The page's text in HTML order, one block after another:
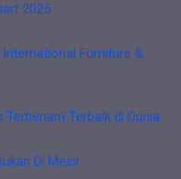
2025
Furniture &
Terbaik di Dunia
Di Mesir